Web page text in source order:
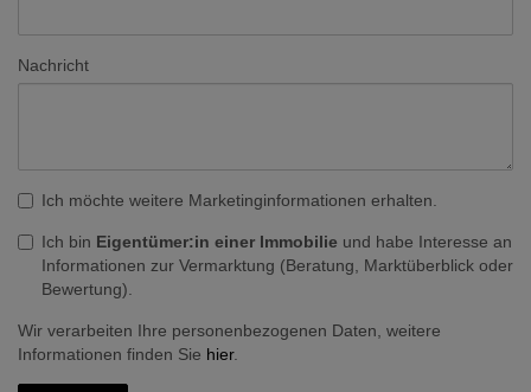
Nachricht
Ich möchte weitere Marketinginformationen erhalten.
Ich bin Eigentümer:in einer Immobilie und habe Interesse an
Informationen zur Vermarktung (Beratung, Marktüberblick oder
Bewertung).
Wir verarbeiten Ihre personenbezogenen Daten, weitere
Informationen finden Sie hier.